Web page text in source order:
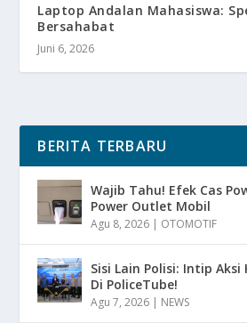
Laptop Andalan Mahasiswa:
Bersahabat
Juni 6, 2026
BERITA TERBARU
Wajib Tahu! Efek Cas
Power Outlet Mobil
Agu 8, 2026 | OTOMOTIF
Sisi Lain Polisi: Intip
Di PoliceTube!
Agu 7, 2026 | NEWS